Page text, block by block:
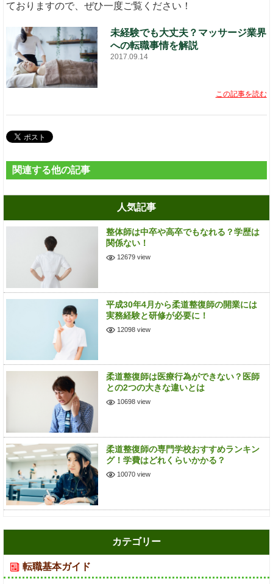
ておりますので、ぜひ一度ご覧ください！
未経験でも大丈夫？マッサージ業界
への転職事情を解説
2017.09.14
この記事を読む
関連する他の記事
人気記事
整体師は中卒や高卒でもなれる？学歴は
関係ない！
12679 view
平成30年4月から柔道整復師の開業には
実務経験と研修が必要に！
12098 view
柔道整復師は医療行為ができない？医師
との2つの大きな違いとは
10698 view
柔道整復師の専門学校おすすめランキン
グ！学費はどれくらいかかる？
10070 view
カテゴリー
転職基本ガイド